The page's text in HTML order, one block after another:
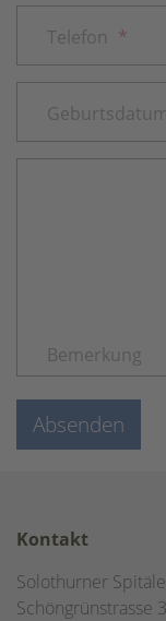
Telefon *
Geburtsdatum
Bemerkung
Absenden
Kontakt
Solothurner
Schöngrünstrasse